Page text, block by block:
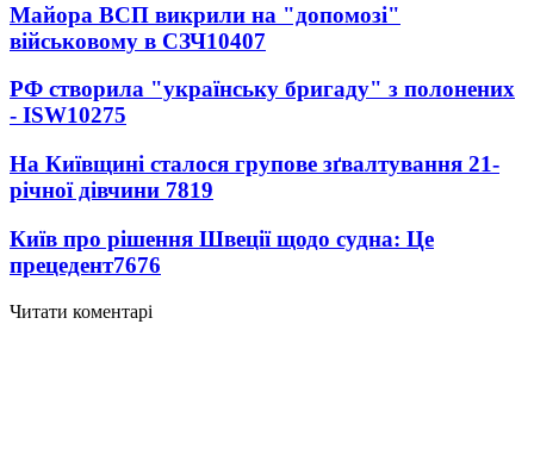
Майора ВСП викрили на "допомозі"
військовому в СЗЧ10407
РФ створила "українську бригаду" з полонених
- ISW10275
На Київщині сталося групове зґвалтування 21-
річної дівчини 7819
Київ про рішення Швеції щодо судна: Це
прецедент7676
Читати коментарі